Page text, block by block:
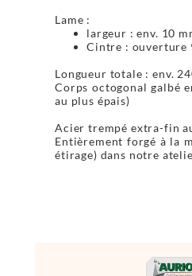
Lame :
largeur : env. 10
Cintre : ouverture
Longueur totale : env.
Corps octogonal galbé
au plus épais)
Acier trempé extra-fin
Entièrement forgé à la
étirage) dans notre